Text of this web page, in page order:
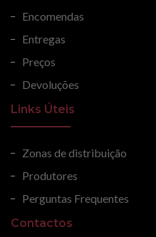
Encomendas
Entregas
Preços
Devoluções
Links Úteis
Zonas de distribuição
Produtores
Perguntas Frequentes
Contactos